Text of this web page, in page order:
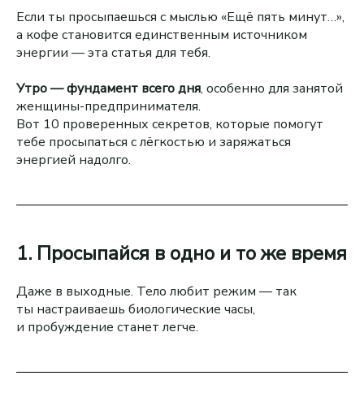
Если ты просыпаешься с мыслью «Ещё пять минут…»,
а кофе становится единственным источником
энергии — эта статья для тебя.
Утро — фундамент всего дня, особенно для занятой
женщины-предпринимателя.
Вот 10 проверенных секретов, которые помогут
тебе просыпаться с лёгкостью и заряжаться
энергией надолго.
1. Просыпайся в одно и то же время
Даже в выходные. Тело любит режим — так
ты настраиваешь биологические часы,
и пробуждение станет легче.